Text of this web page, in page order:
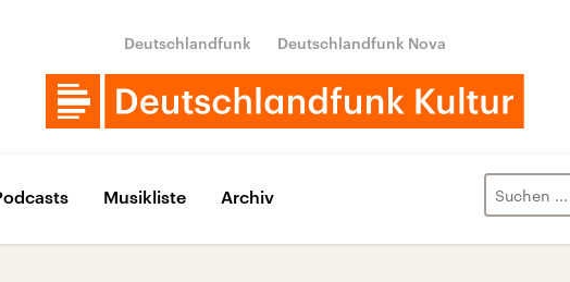
Deutschlandfunk Deutschlandfunk Nova
Musikliste Archiv